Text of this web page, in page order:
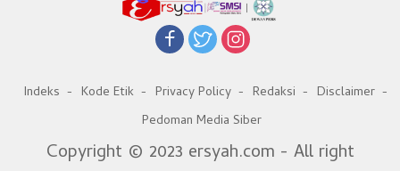
Indeks Kode Etik Privacy Policy Redaksi
Disclaimer
Pedoman Media Siber
Copyright © 2023 ersyah.com - All right